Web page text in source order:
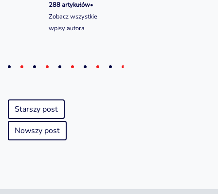
288 artykułów•
Zobacz wszystkie
wpisy autora
Starszy post
Nowszy post